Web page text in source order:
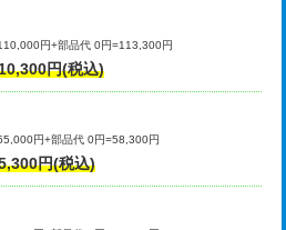
まで）
㎝超え）
）
デッキ
・デッキ
16,500円+材料費
円+部品代 0円=113,300円
円(税込)
円+部品代 0円=58,300円
円(税込)